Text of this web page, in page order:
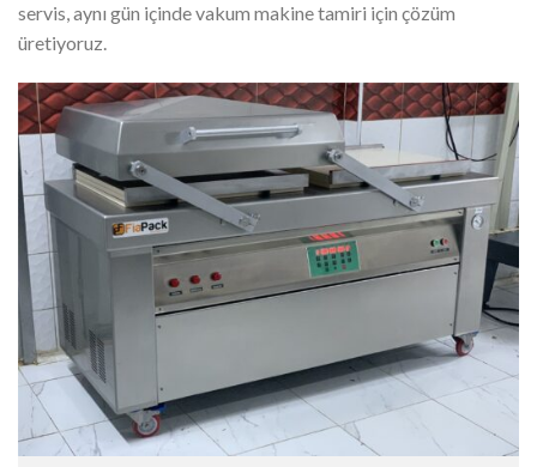
servis, aynı gün içinde vakum makine tamiri için çözüm
üretiyoruz.